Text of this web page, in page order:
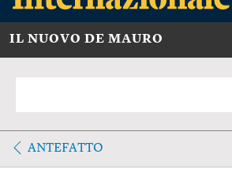
IL NUOVO DE MAURO
ANTEFATTO